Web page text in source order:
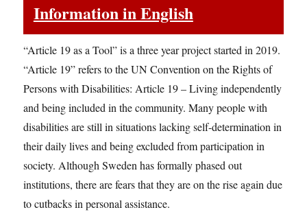
Information in English
“Article 19 as a Tool” is a three year project started in 2019.
“Article 19” refers to the UN Convention on the Rights of
Persons with Disabilities: Article 19 – Living independently
and being included in the community. Many people with
disabilities are still in situations lacking self-determination in
their daily lives and being excluded from participation in
society. Although Sweden has formally phased out
institutions, there are fears that they are on the rise again due
to cutbacks in personal assistance.